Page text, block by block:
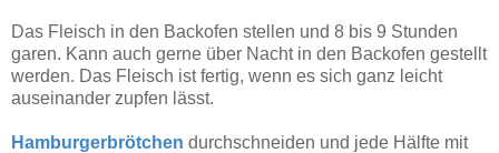
Das Fleisch in den Backofen stellen und 8 bis 9 Stunden
garen. Kann auch gerne über Nacht in den Backofen gestellt
werden. Das Fleisch ist fertig, wenn es sich ganz leicht
auseinander zupfen lässt.
Hamburgerbrötchen durchschneiden und jede Hälfte mit